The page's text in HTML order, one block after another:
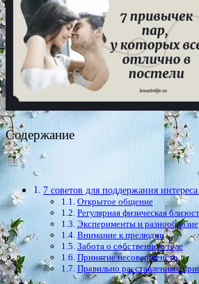
Содержание
7 советов для поддержания
Открытое общение
Регулярная физическая
Эксперименты и разнообразие
Внимание к прелюдии
Забота о собственном теле
Принятие несовершенств
Правильно расставленные